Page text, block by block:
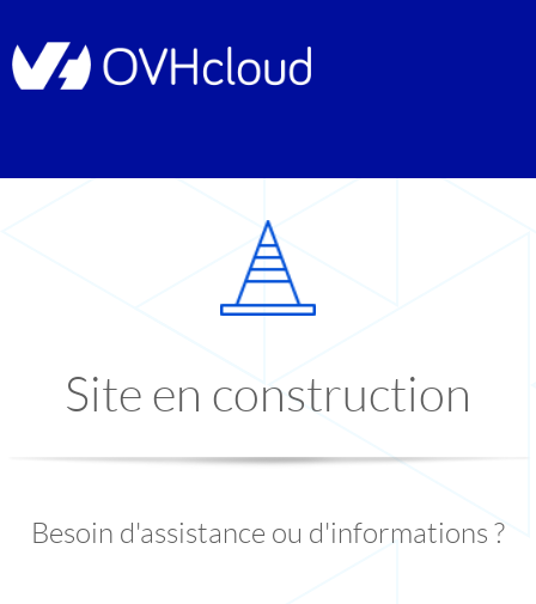
Site en construction
Besoin d'assistance ou d'informations ?